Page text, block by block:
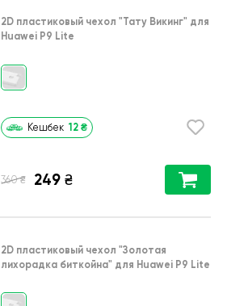
2D пластиковый чехол "Тату Викинг" для
Huawei P9 Lite
Кешбек 12 ₴
360 ₴ 249 ₴
2D пластиковый чехол "Золотая
лихорадка биткойна" для Huawei P9 Lite